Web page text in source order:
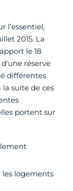
l’essentiel,
2015. La
le 18
d'une réserve
différentes
suite de ces
portent sur
les logements